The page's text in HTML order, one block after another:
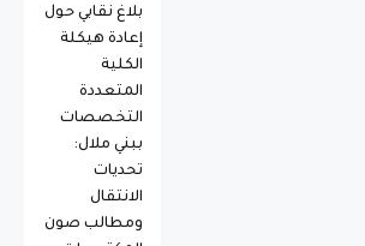
بلاغ نقابي حول
إعادة هيكلة
الكلية
المتعددة
التخصصات
ببني ملال:
تحديات
الانتقال
ومطالب صون